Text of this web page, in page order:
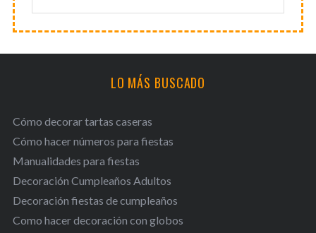
LO MÁS BUSCADO
Cómo decorar tartas caseras
Cómo hacer números para fiestas
Manualidades para fiestas
Decoración Cumpleaños Adultos
Decoración fiestas de cumpleaños
Como hacer decoración con globos